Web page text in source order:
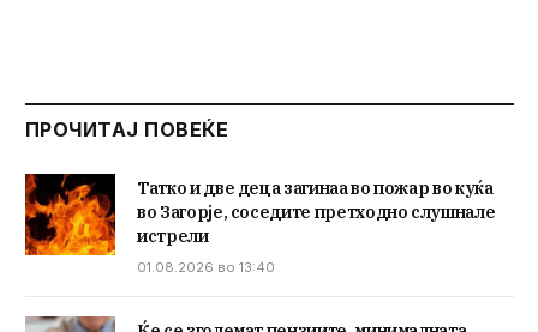
ПРОЧИТАЈ ПОВЕЌЕ
Татко и две деца загинаа во пожар во куќа
во Загорје, соседите претходно слушнале
истрели
01.08.2026 во 13:40